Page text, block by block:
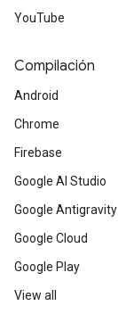
YouTube
Compilación
Android
Chrome
Firebase
Google AI Studio
Google Antigravity
Google Cloud
Google Play
View all